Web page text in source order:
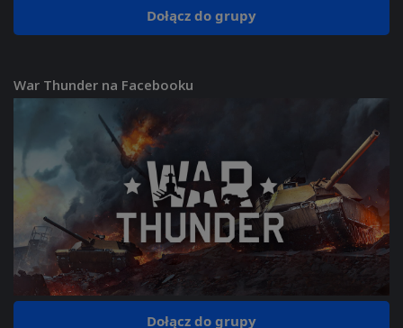
Dołącz do grupy
War Thunder na Facebooku
Dołącz do grupy